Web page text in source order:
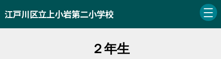
江戸川区立上小岩第二小学校
２年生